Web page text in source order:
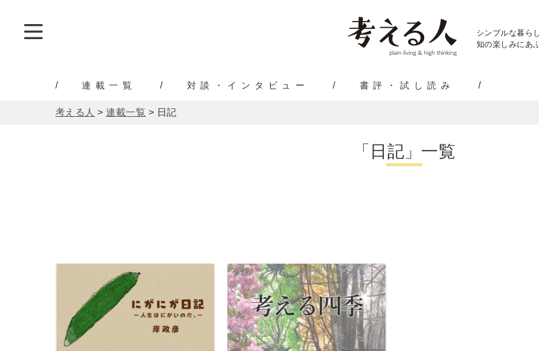
シンプルな暮ら
知の楽しみにあ
連載一覧 対談・インタビュー 書評・試し読み
考える人 >連載一覧 > 日記
「日記」一覧